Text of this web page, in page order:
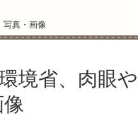
写真・画像
境省、肉眼